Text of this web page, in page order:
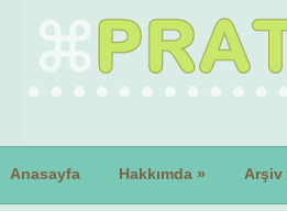
Anasayfa Hakkımda » Arşiv